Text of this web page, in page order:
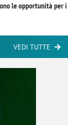
le opportunità per i
VEDI TUTTE